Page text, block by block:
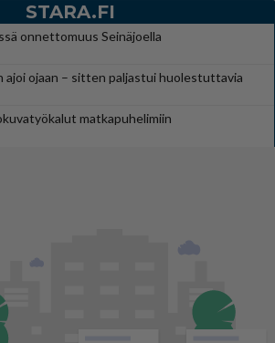
STARA.FI
onnettomuus Seinäjoella
ajoi ojaan – sitten paljastui huolestuttavia
matkapuhelimiin